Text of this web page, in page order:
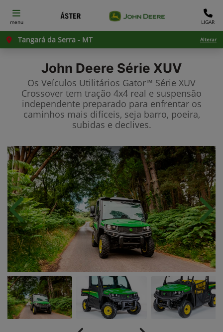
menu LIGAR
Tangará da Serra - MT Alterar
John Deere Série XUV
Os Veículos Utilitários Gator™ Série XUV
Crossover tem tração 4x4 real e suspensão
independente preparado para enfrentar os
caminhos mais difíceis, seja barro, poeira,
subidas e declives.
Anterior